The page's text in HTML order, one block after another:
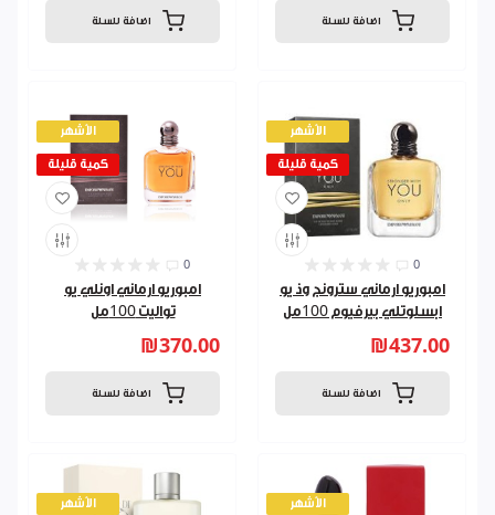
اضافة للسلة اضافة للسلة
الأشهر
كمية قليلة
0
امبوريو ارماني اونلي يو
تواليت 100مل
₪370.00
اضافة للسلة
الأشهر
كمية قليلة
0
امبوريو ارماني سترونج وذ يو
ابسلوتلي بيرفيوم 100مل
₪437.00
اضافة للسلة
الأشهر الأشهر